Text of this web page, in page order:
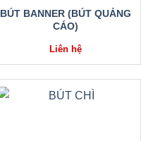
BÚT BANNER (BÚT QUẢNG
CÁO)
Liên hệ